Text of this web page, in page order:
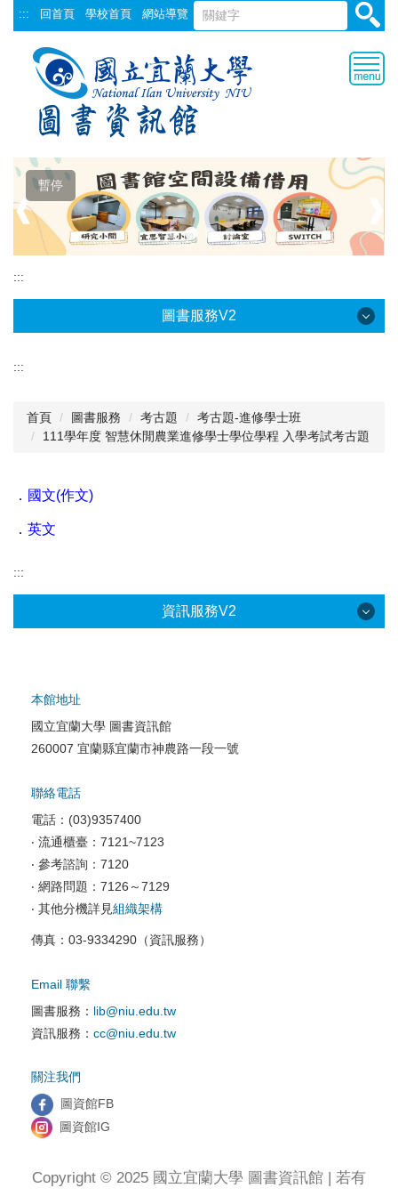
跳
到
::: 回首頁 學校首頁 網站導覽
暫停
❰
:::
圖書服務V2
閱讀與推廣
:::
首頁 圖書服務 考古題
考古題-進修學士班
111學年度 智慧休閒農業進修學士學位學程 入學考試考古題
． 國文(作文)
． 英文
:::
資訊服務V2
校園網路服務
校園資訊安全
電腦教室相關
資訊服務申請
本館地址
國立宜蘭大學 圖書資訊館
260007 宜蘭縣宜蘭市神農路一段一號
聯絡電話
電話：(03)9357400
‧ 流通櫃臺：7121~7123
‧ 參考諮詢：7120
‧ 網路問題：7126～7129
‧ 其他分機詳見組織架構
傳真：03-9334290（資訊服務）
Email 聯繫
圖書服務： lib@niu.edu.tw
資訊服務： cc@niu.edu.tw
關注我們
圖資館FB
圖資館IG
Copyright © 2025 國立宜蘭大學 圖書資訊館 | 若有